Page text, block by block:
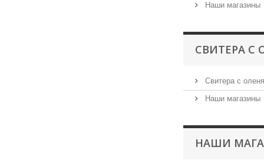
Наши магазины
СВИТЕРА С
Свитера с
Наши магазины
НАШИ